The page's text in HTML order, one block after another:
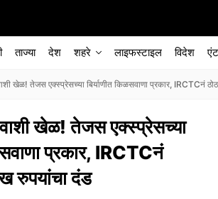
ताज्या देश शहरे लाइफस्टाइल विदेश
खेळ! तेजस एक्स्प्रेसच्या बिर्याणीत किळसवाणा प्रकार, IRCTCनं
खेळ! तेजस एक्स्प्रेसच्या
प्रकार, IRCTCनं
रुपयांचा दंड